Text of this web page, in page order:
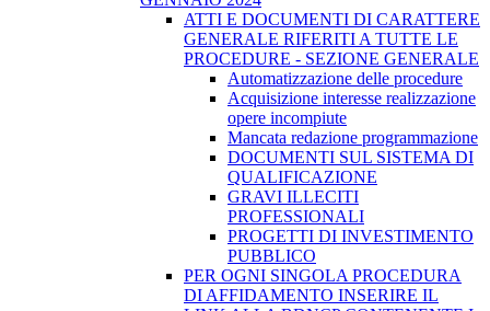
ATTI E DOCUMENTI DI CARATTERE
GENERALE RIFERITI A TUTTE LE
PROCEDURE - SEZIONE GENERALE
Automatizzazione delle procedure
Acquisizione interesse realizzazione
opere incompiute
Mancata redazione programmazione
DOCUMENTI SUL SISTEMA DI
QUALIFICAZIONE
GRAVI ILLECITI
PROFESSIONALI
PROGETTI DI INVESTIMENTO
PUBBLICO
PER OGNI SINGOLA PROCEDURA
DI AFFIDAMENTO INSERIRE IL